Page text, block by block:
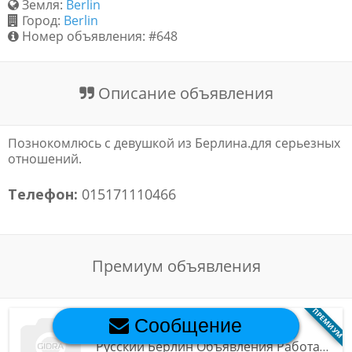
Обратная связь
Земля: Berlin
Город: Berlin
Номер объявления: #648
Описание объявления
Познокомлюсь с девушкой из Берлина.для серьезных
отношений.
Телефон: 015171110466
Премиум объявления
ПРЕМИУМ
Berlin (Berlin)
Русский Берлин Объявления Работа…
Сообщение